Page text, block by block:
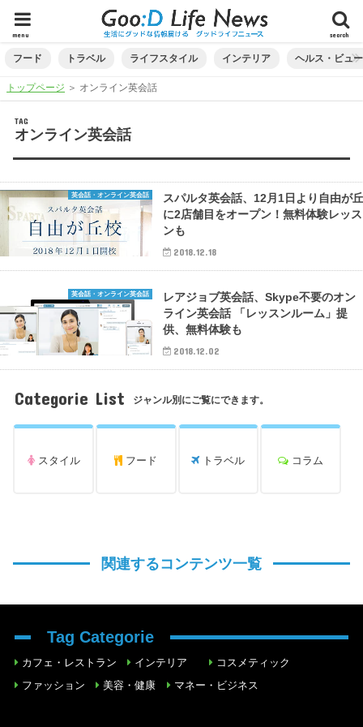
search
menu
フード トラベル ライフスタイル インテリア ヘルス・ビュ
トップページ ＞ オンライン英会話
TAG
オンライン英会話
英会話・オンライン英会話
スパルタ英会話、12月1日より自由が
に2店舗目をオープン！無料体験レッス
ンも
2018.12.18
英会話・オンライン英会話
レアジョブ英会話、Skype不要のオン
ライン英会話 「レッスンルーム」提
供、無料体験も
2018.12.02
Categorie List ジャンル別にご覧にできます。
スタイル フード トラベル コラム
関連するコンテンツ一覧
Tag Categorie
カフェ・レストラン インテリア
コスメティック
ファッション
美容・健康 マネー・ビジネス